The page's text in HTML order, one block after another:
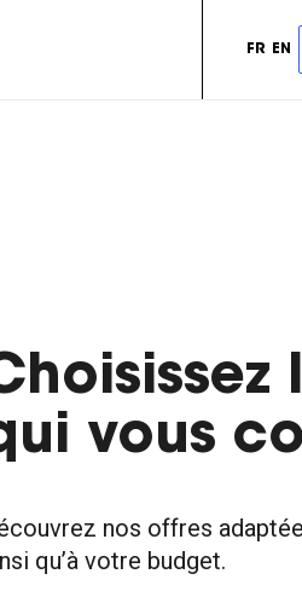
qui vous informe
les actualités Content.
FR EN
vous
nos offres
qu’à votre budget.